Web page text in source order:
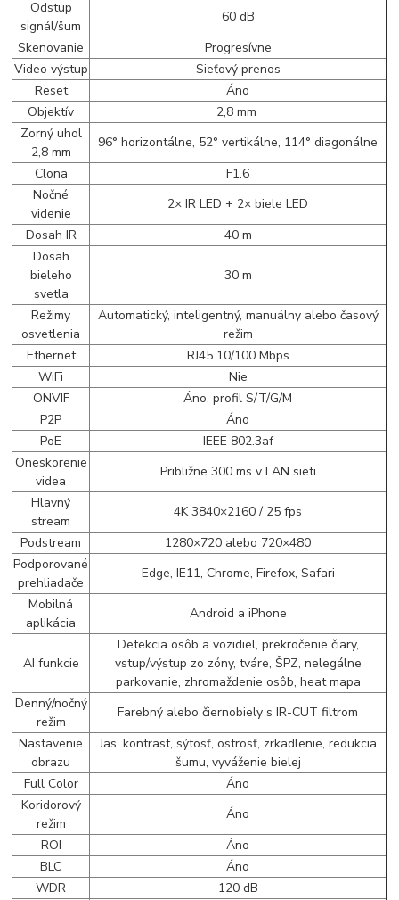
Odstup
signál/šum
60 dB
Skenovanie
Progresívne
Video výstup
Sieťový prenos
Reset
Áno
Objektív
2,8 mm
Zorný uhol
2,8 mm
96° horizontálne, 52° vertikálne, 114° diagonálne
Clona
F1.6
Nočné
videnie
2× IR LED + 2× biele LED
Dosah IR
40 m
Dosah
bieleho
svetla
30 m
Režimy
osvetlenia
Automatický, inteligentný, manuálny alebo časový
režim
Ethernet
RJ45 10/100 Mbps
WiFi
Nie
ONVIF
Áno, profil S/T/G/M
P2P
Áno
PoE
IEEE 802.3af
Oneskorenie
videa
Približne 300 ms v LAN sieti
Hlavný
stream
4K 3840×2160 / 25 fps
Podstream
1280×720 alebo 720×480
Podporované
prehliadače
Edge, IE11, Chrome, Firefox, Safari
Mobilná
aplikácia
Android a iPhone
AI funkcie
Detekcia osôb a vozidiel, prekročenie čiary,
vstup/výstup zo zóny, tváre, ŠPZ, nelegálne
parkovanie, zhromaždenie osôb, heat mapa
Denný/nočný
režim
Farebný alebo čiernobiely s IR-CUT filtrom
Nastavenie
obrazu
Jas, kontrast, sýtosť, ostrosť, zrkadlenie, redukcia
šumu, vyváženie bielej
Full Color
Áno
Koridorový
režim
Áno
ROI
Áno
BLC
Áno
WDR
120 dB